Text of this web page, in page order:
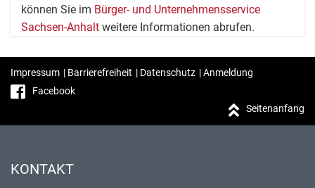
können Sie im Bürger- und Unternehmensservice
Sachsen-Anhalt weitere Informationen abrufen.
Impressum | Barrierefreiheit | Datenschutz |Anmeldung
Facebook
Seitenanfang
KONTAKT